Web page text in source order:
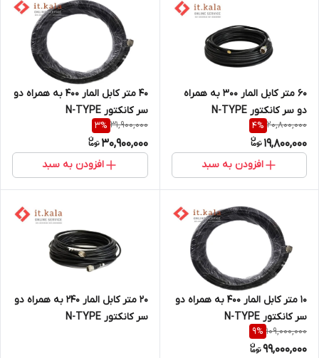
60 متر کابل المار 300 به همراه
دو سر کانکتور N-TYPE
20,800,000
4%
19,800,000
افزودن به سبد
40 متر کابل المار 400 به همراه دو
سر کانکتور N-TYPE
31,900,000
3%
30,900,000
افزودن به سبد
10 متر کابل المار 400 به همراه دو
سر کانکتور N-TYPE
109,000,000
9%
99,000,000
20 متر کابل المار 240 به همراه دو
سر کانکتور N-TYPE